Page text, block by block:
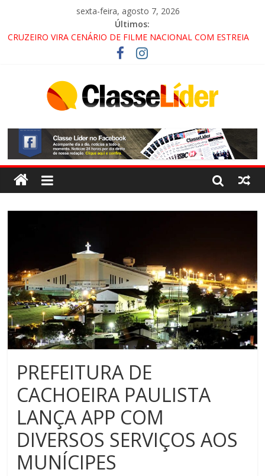
sexta-feira, agosto 7, 2026
Últimos:
CRUZEIRO VIRA CENÁRIO DE FILME NACIONAL COM ESTREIA
PROMOTOR DO GAECO
ACESSO À APARECIDA NA DUTRA SERÁ BLOQUEADO NO FIM
ALTERNATIVAS
LORENA, PINDAMONHANGABA E QUELUZ NA RETA FINAL
PELA FÁBRICA DA COCA-COLA!
PREFEITURA DE
CACHOEIRA PAULISTA
LANÇA APP COM
DIVERSOS SERVIÇOS AOS
MUNÍCIPES